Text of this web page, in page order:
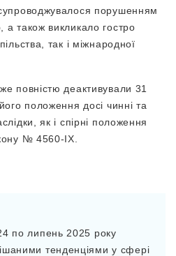
порушенням
також викликало гостро
так і міжнародної
повністю деактивували 31
положення досі чинні та
як і спірні положення
№ 4560-IX.
по липень 2025 року
тенденціями у сфері